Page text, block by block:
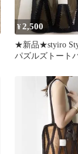
¥2,500
★新品★styiro
パズルズトート